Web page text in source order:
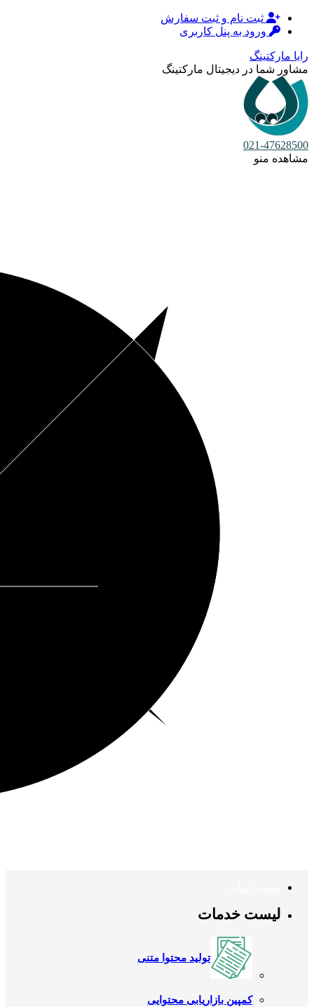
ثبت نام و ثبت سفارش
ورود به پنل کاربری
رایا مارکتینگ
مشاور شما در دیجیتال مارکتینگ
021-47628500
مشاهده منو
لیست خدمات
تولید محتوا متنی
کمپین بازاریابی محتوایی